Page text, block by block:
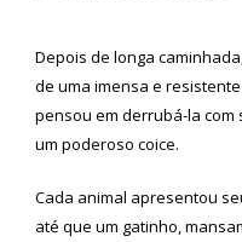
Depois de longa
de uma imensa e
pensou em derrubá-la com
um poderoso coice.
Cada animal apresentou
até que um gatinho,